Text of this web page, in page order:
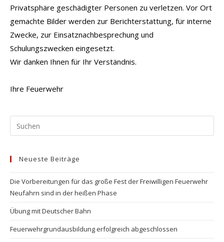
Privatsphäre geschädigter Personen zu verletzen. Vor Ort
gemachte Bilder werden zur Berichterstattung, für interne
Zwecke, zur Einsatznachbesprechung und
Schulungszwecken eingesetzt.
Wir danken Ihnen für Ihr Verständnis.
Ihre Feuerwehr
Neueste Beiträge
Die Vorbereitungen für das große Fest der Freiwilligen Feuerwehr
Neufahrn sind in der heißen Phase
Übung mit Deutscher Bahn
Feuerwehrgrundausbildung erfolgreich abgeschlossen